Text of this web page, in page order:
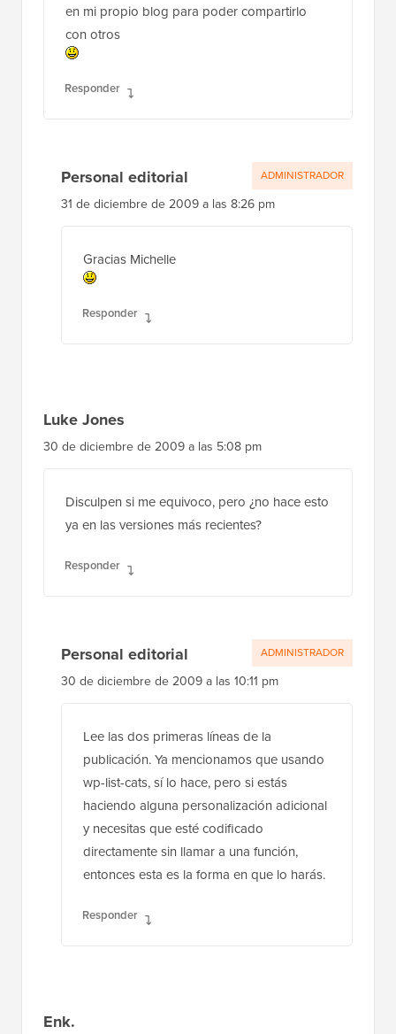
en mi propio blog para poder compartirlo
con otros
Responder
Personal editorial
31 de diciembre de 2009 a las 8:26 pm
Gracias Michelle
Responder
ADMINISTRADOR
Luke Jones
30 de diciembre de 2009 a las 5:08 pm
Disculpen si me equivoco, pero ¿no hace esto
ya en las versiones más recientes?
Responder
Personal editorial
30 de diciembre de 2009 a las 10:11 pm
Lee las dos primeras líneas de la
publicación. Ya mencionamos que usando
wp-list-cats, sí lo hace, pero si estás
haciendo alguna personalización adicional
y necesitas que esté codificado
directamente sin llamar a una función,
entonces esta es la forma en que lo harás.
Responder
ADMINISTRADOR
Enk.